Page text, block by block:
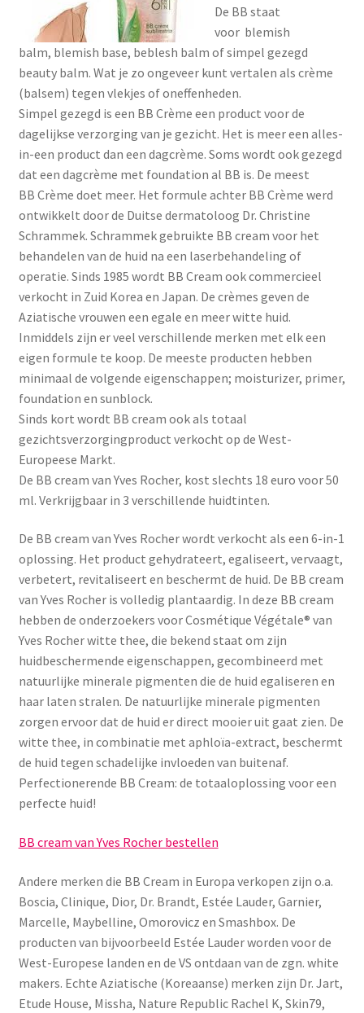
Stimulatie, vibrators
Verzorgingsproducten
Wasbaar maandverband
Wasbare zoogcompressen
Oefenbroekjes – zindelijkheidstraining
Diverse
Contact
De BB staat
voor blemish
balm, blemish base, beblesh balm of simpel gezegd
beauty balm. Wat je zo ongeveer kunt vertalen als crème
(balsem) tegen vlekjes of oneffenheden.
Simpel gezegd is een BB Crème een product voor de
dagelijkse verzorging van je gezicht. Het is meer een alles-
in-een product dan een dagcrème. Soms wordt ook gezegd
dat een dagcrème met foundation al BB is. De meest
BB Crème doet meer. Het formule achter BB Crème werd
ontwikkelt door de Duitse dermatoloog Dr. Christine
Schrammek. Schrammek gebruikte BB cream voor het
behandelen van de huid na een laserbehandeling of
operatie. Sinds 1985 wordt BB Cream ook commercieel
verkocht in Zuid Korea en Japan. De crèmes geven de
Aziatische vrouwen een egale en meer witte huid.
Inmiddels zijn er veel verschillende merken met elk een
eigen formule te koop. De meeste producten hebben
minimaal de volgende eigenschappen; moisturizer, primer,
foundation en sunblock.
Sinds kort wordt BB cream ook als totaal
gezichtsverzorgingproduct verkocht op de West-
Europeese Markt.
De BB cream van Yves Rocher, kost slechts 18 euro voor 50
ml. Verkrijgbaar in 3 verschillende huidtinten.
De BB cream van Yves Rocher wordt verkocht als een 6-in-1
oplossing. Het product gehydrateert, egaliseert, vervaagt,
verbetert, revitaliseert en beschermt de huid. De BB cream
van Yves Rocher is volledig plantaardig. In deze BB cream
hebben de onderzoekers voor Cosmétique Végétale® van
Yves Rocher witte thee, die bekend staat om zijn
huidbeschermende eigenschappen, gecombineerd met
natuurlijke minerale pigmenten die de huid egaliseren en
haar laten stralen. De natuurlijke minerale pigmenten
zorgen ervoor dat de huid er direct mooier uit gaat zien. De
witte thee, in combinatie met aphloïa-extract, beschermt
de huid tegen schadelijke invloeden van buitenaf.
Perfectionerende BB Cream: de totaaloplossing voor een
perfecte huid!
BB cream van Yves Rocher bestellen
Andere merken die BB Cream in Europa verkopen zijn o.a.
Boscia, Clinique, Dior, Dr. Brandt, Estée Lauder, Garnier,
Marcelle, Maybelline, Omorovicz en Smashbox. De
producten van bijvoorbeeld Estée Lauder worden voor de
West-Europese landen en de VS ontdaan van de zgn. white
makers. Echte Aziatische (Koreaanse) merken zijn Dr. Jart,
Etude House, Missha, Nature Republic Rachel K, Skin79,